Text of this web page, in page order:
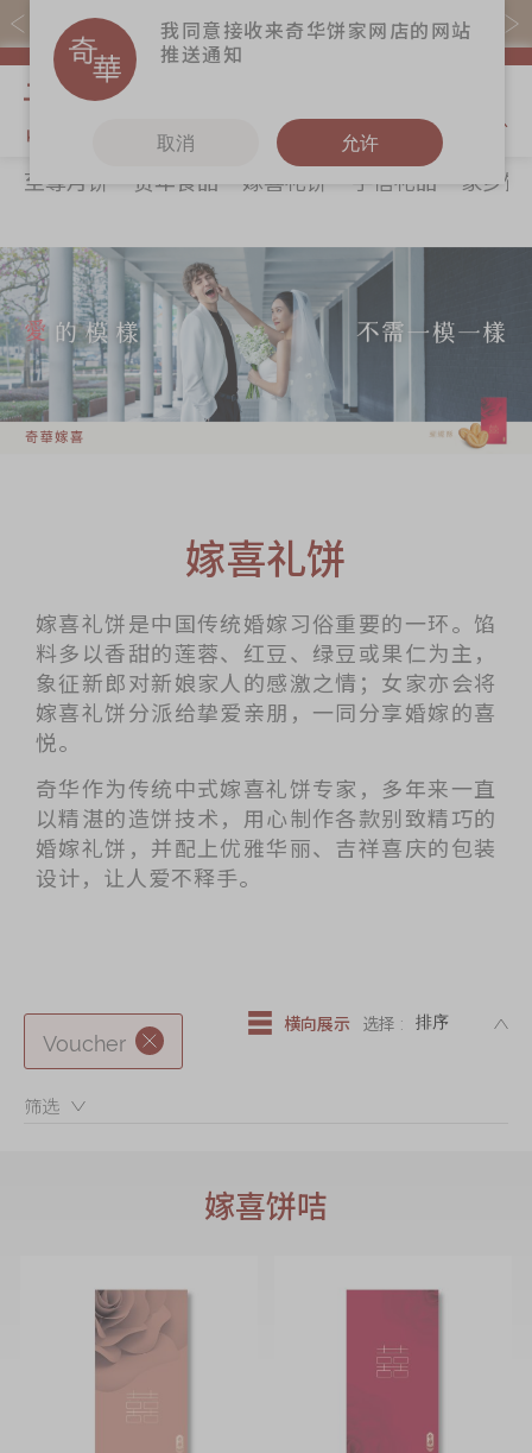
易赏钱会员凭推广码购买现货产品可赚易赏钱($5=1分)
关于奇华
最新推广
分店网络
商务销售
嫁喜须知
奇华网志
奇华饼食
贺年食品
嫁喜礼饼
手信礼品
家乡饼食
迪士尼系列
奇华LINE
FRIENDS礼盒
所有产品
产品价目表
更多
奇华工作坊
奇华茶室
加入奇华
EN 繁體
至尊月饼 贺年食品 嫁喜礼饼 手信礼品
家乡饼
嫁喜礼饼
嫁喜礼饼是中国传统婚嫁习俗重要的一环。馅
料多以香甜的莲蓉、红豆、绿豆或果仁为主，
象征新郎对新娘家人的感激之情；女家亦会将
嫁喜礼饼分派给挚爱亲朋，一同分享婚嫁的喜
悦。
奇华作为传统中式嫁喜礼饼专家，多年来一直
以精湛的造饼技术，用心制作各款别致精巧的
婚嫁礼饼，并配上优雅华丽、吉祥喜庆的包装
设计，让人爱不释手。
Voucher
筛选：
横向展示 选择 :
嫁喜饼咭
我同意接收来奇华饼家网店的网站
推送通知
取消 允许